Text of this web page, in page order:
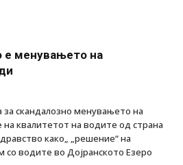
менувањето на
скандалозно менувањето на
квалитетот на водите од страна
како„ „решение“ на
водите во Дојранското Езеро